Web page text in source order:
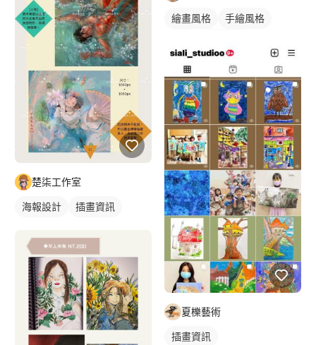
楚柒工作室
海報設計 插畫資訊
繪畫風格
手繪風格
夏櫟藝術
插畫資訊